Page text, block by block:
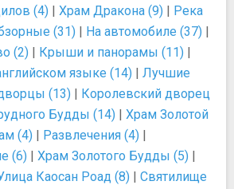
(4) | Храм Дракона (9) | Река
(31) | На автомобиле (37) |
(2) | Крыши и панорамы (11) |
языке (14) | Лучшие
(13) | Королевский дворец
Будды (14) | Храм Золотой
(4) | Развлечения (4) |
(6) | Храм Золотого Будды (5) |
Каосан Роад (8) | Святилище